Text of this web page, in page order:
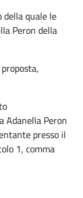
della quale le
Peron della
Adanella Peron
presso il
1, comma